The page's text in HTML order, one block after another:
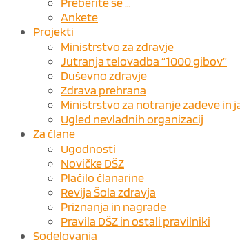
Ankete
Projekti
Ministrstvo za zdravje
Jutranja telovadba “1000 gibov”
Duševno zdravje
Zdrava prehrana
Ministrstvo za notranje zadeve in
Ugled nevladnih organizacij
Za člane
Ugodnosti
Novičke DŠZ
Plačilo članarine
Revija Šola zdravja
Priznanja in nagrade
Pravila DŠZ in ostali pravilniki
Sodelovanja